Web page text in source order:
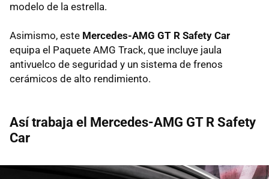
modelo de la estrella.
Asimismo, este Mercedes-AMG GT R Safety Car
equipa el Paquete AMG Track, que incluye jaula
antivuelco de seguridad y un sistema de frenos
cerámicos de alto rendimiento.
Así trabaja el Mercedes-AMG GT R Safety
Car